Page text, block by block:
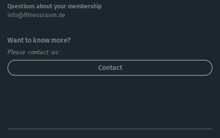
Questions about your membership
info@fitnessraum.de
Want to know more?
Please contact us:
Contact